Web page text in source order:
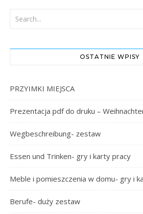
OSTATNIE WPISY
PRZYIMKI MIEJSCA
Prezentacja pdf do druku –
Wegbeschreibung- zestaw
Essen und Trinken- gry i karty pracy
Meble i pomieszczenia w domu- gry i
Berufe- duży zestaw